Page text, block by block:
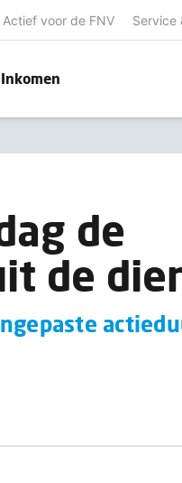
Actief voor de FNV Service
de
de